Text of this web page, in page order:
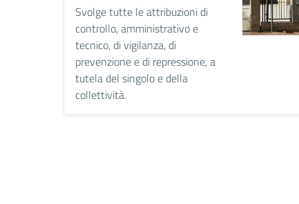
Svolge tutte le attribuzioni di
controllo, amministrativo e
tecnico, di vigilanza, di
prevenzione e di repressione, a
tutela del singolo e della
collettività.